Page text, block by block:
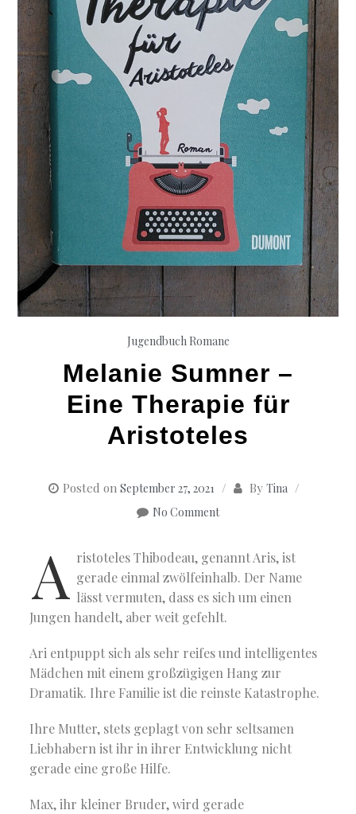
Jugendbuch Romane
Melanie Sumner –
Eine Therapie für
Aristoteles
Posted on September 27, 2021 By Tina
No Comment
A ristoteles Thibodeau, genannt Aris, ist
gerade einmal zwölfeinhalb. Der Name
lässt vermuten, dass es sich um einen
Jungen handelt, aber weit gefehlt.
Ari entpuppt sich als sehr reifes und intelligentes
Mädchen mit einem großzügigen Hang zur
Dramatik. Ihre Familie ist die reinste Katastrophe.
Ihre Mutter, stets geplagt von sehr seltsamen
Liebhabern ist ihr in ihrer Entwicklung nicht
gerade eine große Hilfe.
Max, ihr kleiner Bruder, wird gerade